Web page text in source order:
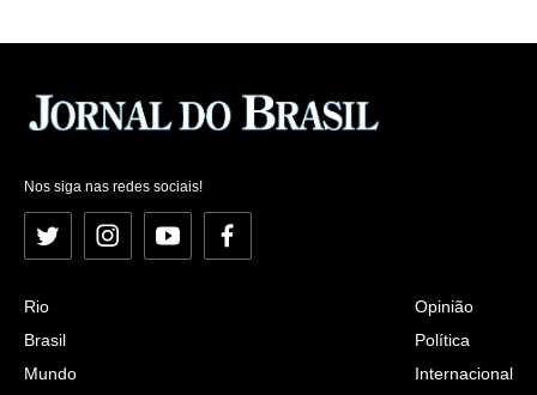
Nos siga nas redes sociais!
Twitter InstagramYouTubeFacebook
Rio
Brasil
Mundo
Opinião
Política
Internacional